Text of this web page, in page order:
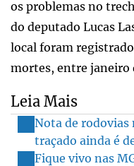
os problemas no
do deputado Lucas
local foram
mortes, entre janeiro
Leia Mais
Nota de rodovias
traçado ainda é
Fique vivo nas